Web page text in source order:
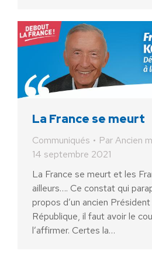
La France se meurt
Communiqués ParAncien
14 septembre 2021
La France se meurt et les
ailleurs…. Ce constat qui
propos d’un ancien
République, il faut avoir le
l’affirmer. Certes la…